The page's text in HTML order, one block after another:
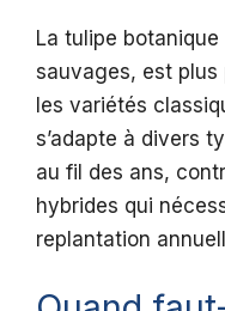
La tulipe botanique
sauvages, est
les variétés
s’adapte à divers
au fil des ans,
hybrides qui
replantation